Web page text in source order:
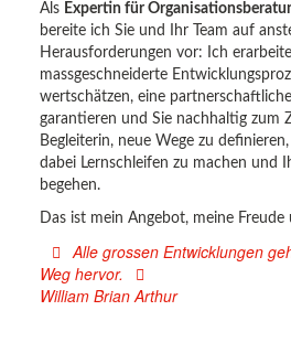
Als Expertin für
bereite ich Sie und Ihr Team auf
Herausforderungen vor: Ich
massgeschneiderte
wertschätzen, eine
garantieren und Sie nachhaltig zum
Begleiterin, neue Wege zu
dabei Lernschleifen zu machen und
begehen.
Das ist mein Angebot, meine
Alle grossen Entwicklungen
Weg hervor.
William Brian Arthur